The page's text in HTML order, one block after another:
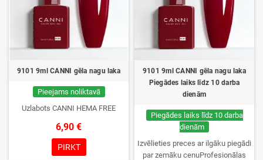
9101 9ml CANNI gēla nagu laka
Pieejams noliktavā
Uzlabots CANNI HEMA FREE
6,90 €
PIRKT
9101 9ml CANNI gēla nagu laka
Piegādes laiks līdz 10 darba
dienām
Piegādes laiks līdz 10 darba
dienām
Izvēlieties preces ar ilgāku piegādi
par zemāku cenuProfesionālas